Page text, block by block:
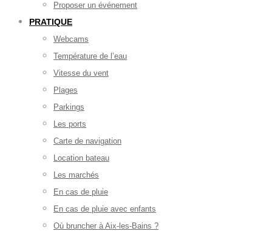
Proposer un événement
PRATIQUE
Webcams
Température de l’eau
Vitesse du vent
Plages
Parkings
Les ports
Carte de navigation
Location bateau
Les marchés
En cas de pluie
En cas de pluie avec enfants
Où bruncher à Aix-les-Bains ?